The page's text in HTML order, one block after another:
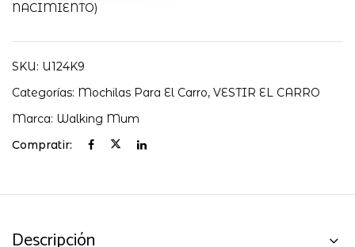
NACIMIENTO)
SKU: U124K9
Categorías: Mochilas Para El Carro, VESTIR EL CARRO
Marca: Walking Mum
Compratir:
Descripción